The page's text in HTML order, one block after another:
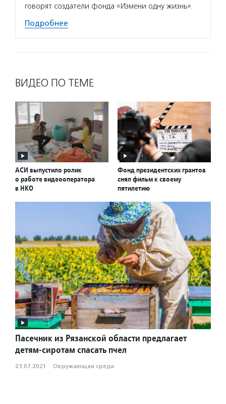
говорят создатели фонда «Измени одну жизнь».
Подробнее
ВИДЕО ПО ТЕМЕ
АСИ выпустило ролик
о работе видеооператора
в НКО
Фонд президентских грантов
снял фильм к своему
пятилетию
Пасечник из Рязанской области предлагает
детям-сиротам спасать пчел
23.07.2021 · Окружающая среда